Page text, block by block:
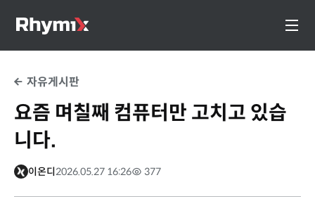
자유게시판
요즘 며칠째 컴퓨터만 고치고 있습
니다.
이온디2026.05.27 16:26 377